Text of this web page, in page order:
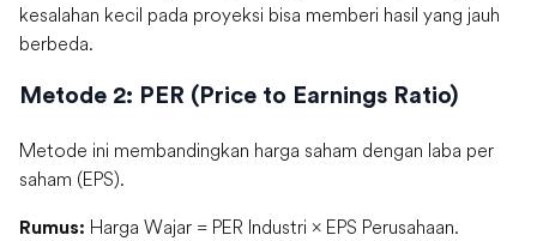
kesalahan kecil pada proyeksi bisa memberi hasil yang jauh
berbeda.
Metode 2: PER (Price to Earnings Ratio)
Metode ini membandingkan harga saham dengan laba per
saham (EPS).
Rumus: Harga Wajar = PER Industri × EPS Perusahaan.